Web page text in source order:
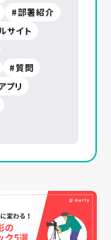
部署紹介
サイト
質問
プリ